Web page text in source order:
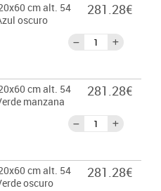
cm alt. 54
oscuro
281.28€
cm alt. 54
manzana
281.28€
cm alt. 54
oscuro
281.28€